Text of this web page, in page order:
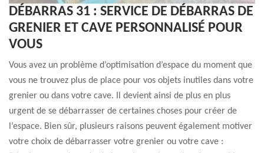
DÉBARRAS 31 : SERVICE DE DÉBARRAS DE
GRENIER ET CAVE PERSONNALISÉ POUR
VOUS
Vous avez un problème d’optimisation d’espace du moment que
vous ne trouvez plus de place pour vos objets inutiles dans votre
grenier ou dans votre cave. Il devient ainsi de plus en plus
urgent de se débarrasser de certaines choses pour créer de
l’espace. Bien sûr, plusieurs raisons peuvent également motiver
votre choix de débarrasser votre grenier ou votre cave :